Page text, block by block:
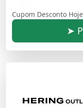
Cupom Desconto
➤